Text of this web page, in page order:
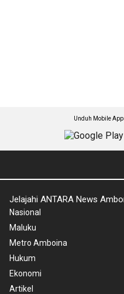
Unduh Mobile
Jelajahi ANTARA News
Nasional
Maluku
Metro Amboina
Hukum
Ekonomi
Artikel